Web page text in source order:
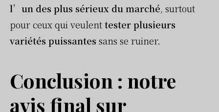
l’un des plus sérieux du marché, surtout
pour ceux qui veulenttester plusieurs
variétés puissantes sans se ruiner.
Conclusion : notre
avis final sur